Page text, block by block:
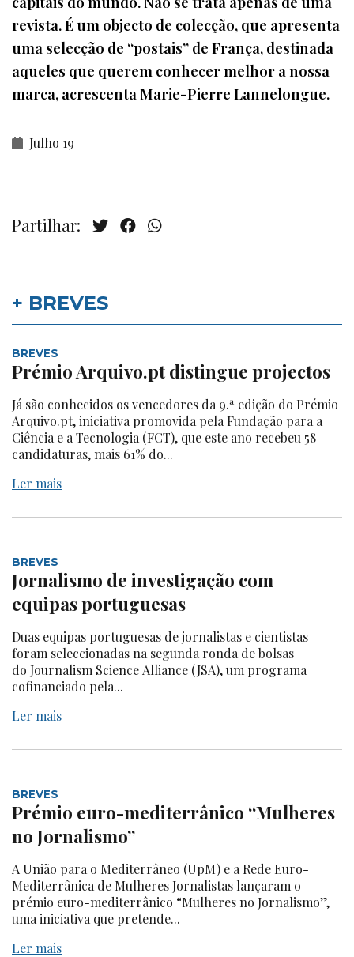
revista. É um objecto de colecção, que apresenta
uma selecção de “postais” de França, destinada
aqueles que querem conhecer melhor a nossa
marca, acrescenta Marie-Pierre Lannelongue.
Julho 19
Partilhar:
+ BREVES
BREVES
Prémio Arquivo.pt distingue projectos
Já são conhecidos os vencedores da 9.ª edição do Prémio
Arquivo.pt, iniciativa promovida pela Fundação para a
Ciência e a Tecnologia (FCT), que este ano recebeu 58
candidaturas, mais 61% do...
Ler mais
BREVES
Jornalismo de investigação com
equipas portuguesas
Duas equipas portuguesas de jornalistas e cientistas
foram seleccionadas na segunda ronda de bolsas
do Journalism Science Alliance (JSA), um programa
cofinanciado pela...
Ler mais
BREVES
Prémio euro-mediterrânico “Mulheres
no Jornalismo”
A União para o Mediterrâneo (UpM) e a Rede Euro-
Mediterrânica de Mulheres Jornalistas lançaram o
prémio euro-mediterrânico “Mulheres no Jornalismo”,
uma iniciativa que pretende...
Ler mais